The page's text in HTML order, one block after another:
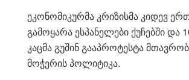
ეკონომიკურმა კრიზისმა კიდევ
გამოყარა ესპანელები ქუჩებში და
კაცმა გუშინ გააპროტესტა
მოჭერის პოლიტიკა.